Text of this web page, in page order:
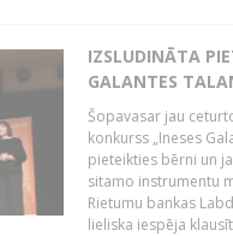
IZSLUDINĀTA
GALANTES
Šopavasar jau
konkurss „Ineses
pieteikties bērni un
sitamo instrumentu
Rietumu bankas
lieliska iespēja